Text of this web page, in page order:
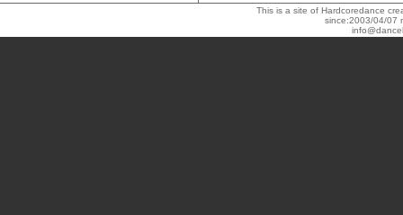
This is a site of Hardcoredance
since:2003/04/07